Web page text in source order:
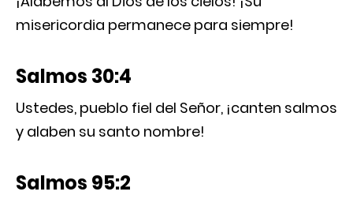
misericordia permanece para siempre!
Salmos 30:4
Ustedes, pueblo fiel del Señor, ¡canten salmos
y alaben su santo nombre!
Salmos 95:2